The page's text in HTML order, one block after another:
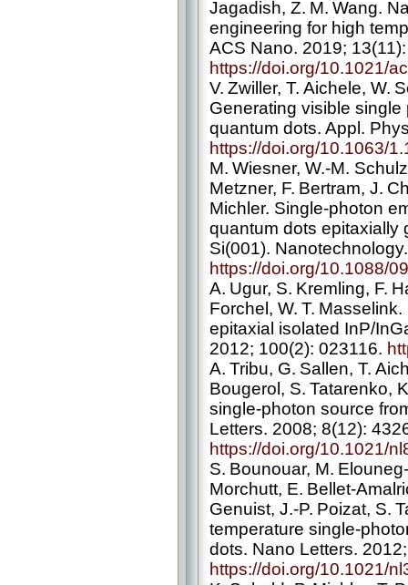
Jagadish, Z. M. Wang.
engineering for high
ACS Nano. 2019;
https://doi.org/10.1021/
V. Zwiller, T. Aichele, W.
Generating visible
quantum dots. Appl.
https://doi.org/10.1063/
M. Wiesner, W.-M.
Metzner, F. Bertram, J.
Michler. Single-­photon
quantum dots epitaxially
Si(001).
https://doi.org/10.1088/
A. Ugur, S. Kremling, F.
Forchel, W. T.
epitaxial isolated InP/
2012; 100(2): 023116.
A. Tribu, G. Sallen, T.
Bougerol, S. Tatarenko,
single-­photon source
Letters. 2008; 8(12):
https://doi.org/10.1021/
S. Bounouar, M.
Morchutt, E. Bellet-­
Genuist, J.-P. Poizat, S.
temperature single-­
dots. Nano Letters.
https://doi.org/10.1021/